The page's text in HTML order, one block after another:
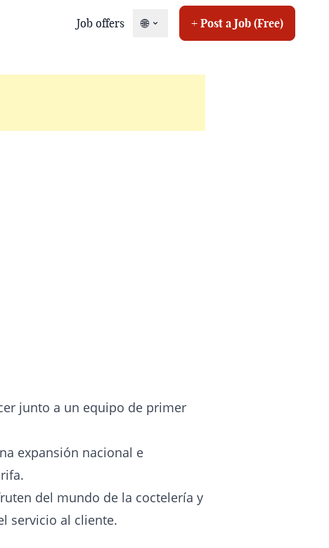
Job offers 🌐 + Post a Job (Free)
junto a un equipo de primer
expansión nacional e
del mundo de la coctelería y
servicio al cliente.